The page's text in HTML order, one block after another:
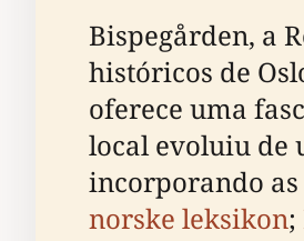
Bispegården, a
históricos de
oferece uma
local evoluiu de
incorporando
norske leksikon;